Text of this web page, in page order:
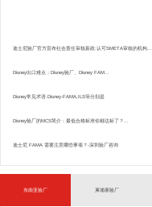
迪士尼验厂官方宣布社会责任审核新政:认可SMETA审核的机构...
Disney出口难点：Disney验厂、Disney FAM...
Disney常见术语.Disney-FAMA,ILS等分别是
Disney验厂的MCS简介：最低合格标准你都达标了？...
迪士尼 FAMA 需要注意哪些事项？-深圳验厂咨询
东南亚验厂 柬埔寨验厂